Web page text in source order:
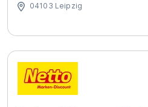
04103 Leipzig